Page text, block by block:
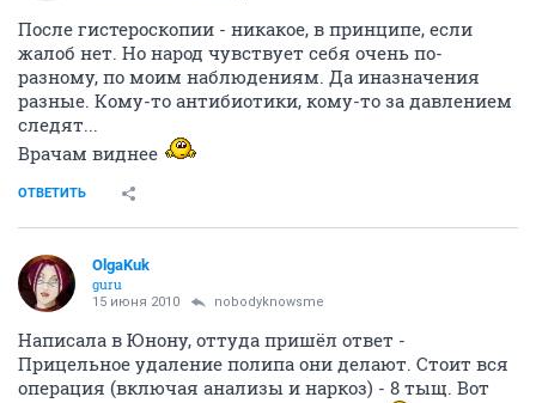
После гистероскопии - никакое, в принципе, если
жалоб нет. Но народ чувствует себя очень по-
разному, по моим наблюдениям. Да иназначения
разные. Кому-то антибиотики, кому-то за давлением
следят...
Врачам виднее
ОТВЕТИТЬ
OlgaKuk
guru
15 июня 2010 nobodyknowsme
Написала в Юнону, оттуда пришёл ответ -
Прицельное удаление полипа они делают. Стоит вся
операция (включая анализы и наркоз) - 8 тыщ. Вот